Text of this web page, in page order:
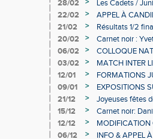
28/02
Les Cadets /
22/02
>
APPEL À
21/02
>
Résultats 1/2
20/02
>
Carnet noir :
06/02
>
COLLOQUE
03/02
>
MATCH INTER
12/01
>
FORMATIONS
09/01
>
EXPOSITIONS
21/12
>
Joyeuses fêtes
15/12
>
Carnet noir:
12/12
>
06/12
>
INFO & APPEL